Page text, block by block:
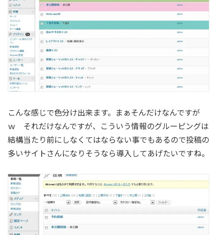
こんな感じで色分け出来ます。まぁそんだけなんですが
ｗ それだけなんですが、こういう情報のグルーピングは
結構当たり前にしなくてはならない事でもあるので投稿の
多いサイトさんになりそうなら導入してあげたいですね。